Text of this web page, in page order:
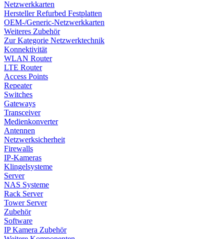
Netzwerkkarten
Hersteller Refurbed Festplatten
OEM-/Generic-Netzwerkkarten
Weiteres Zubehör
Zur Kategorie Netzwerktechnik
Konnektivität
WLAN Router
LTE Router
Access Points
Repeater
Switches
Gateways
Transceiver
Medienkonverter
Antennen
Netzwerksicherheit
Firewalls
IP-Kameras
Klingelsysteme
Server
NAS Systeme
Rack Server
Tower Server
Zubehör
Software
IP Kamera Zubehör